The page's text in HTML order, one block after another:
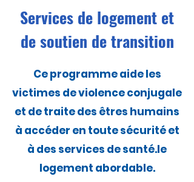
Services de logement et
de soutien de transition
Ce programme aide les
victimes de violence conjugale
et de traite des êtres humains
à accéder en toute sécurité et
à des services de santé.le
logement abordable.